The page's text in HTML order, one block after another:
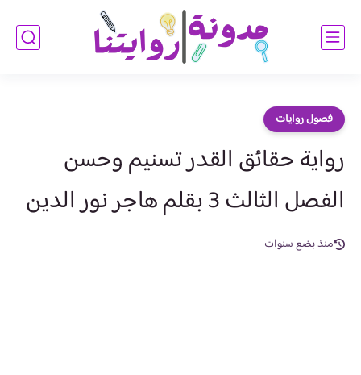
فصول روايات
رواية حقائق القدر تسنيم وحسن
الفصل الثالث 3 بقلم هاجر نور الدين
منذ بضع سنوات